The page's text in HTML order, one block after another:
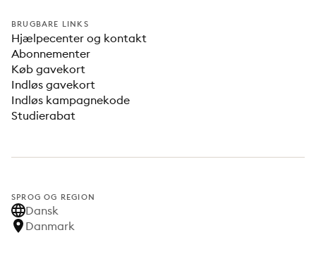
BRUGBARE LINKS
Hjælpecenter og kontakt
Abonnementer
Køb gavekort
Indløs gavekort
Indløs kampagnekode
Studierabat
SPROG OG REGION
Dansk
Danmark